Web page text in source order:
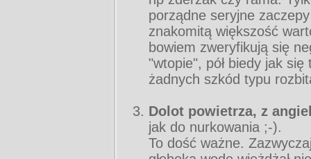
porządne seryjne
znakomitą większość
bowiem zweryfikują się
"wtopie", pół biedy jak
żadnych szkód typu
Dolot powietrza, z
jak do nurkowania ;-).
To dość ważne.